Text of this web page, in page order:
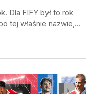
Dla FIFY był to rok
tej właśnie nazwie,...